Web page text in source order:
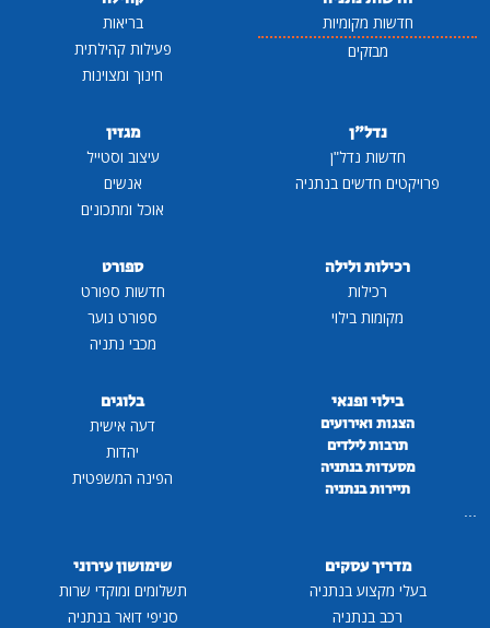
חדשות מקומיות
מבזקים
בריאות
פעילות קהילתית
חינוך ומצוינות
נדל"ן
חדשות נדל"ן
פרויקטים חדשים בנתניה
מגזין
עיצוב וסטייל
אנשים
אוכל ומתכונים
רכילות ולילה
רכילות
מקומות בילוי
ספורט
חדשות ספורט
ספורט נוער
מכבי נתניה
בילוי ופנאי
הצגות ואירועים
תרבות לילדים
מסעדות בנתניה
תיירות בנתניה
...
בלוגים
דעה אישית
יהדות
הפינה המשפטית
מדריך עסקים
בעלי מקצוע בנתניה
רכב בנתניה
שימושון עירוני
תשלומים ומוקדי שרות
סניפי דואר בנתניה